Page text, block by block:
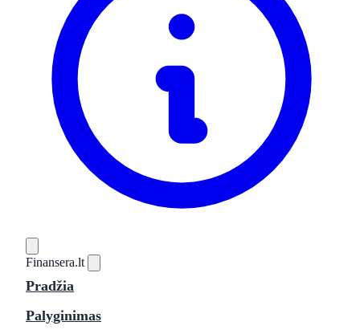
Finansera.lt
Pradžia
Palyginimas